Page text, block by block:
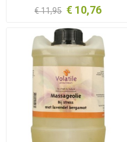
€ 11,95 € 10,76